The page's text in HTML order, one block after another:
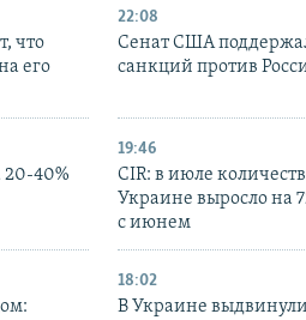
что
его
22:08
Сенат США
санкций против
40%
19:46
CIR: в июле
Украине выросло на
с июнем
18:02
В Украине